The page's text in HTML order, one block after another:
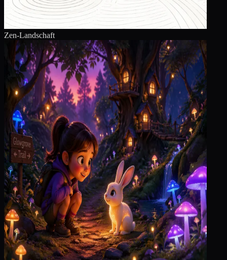
Zen-Landschaft